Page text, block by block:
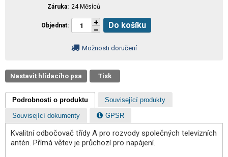
Záruka 24 Měsíců
Objednat Do košíku
Možnosti doručení
Nastavit hlídacího psa Tisk
Podrobnosti o produktu Související produkty
Související dokumenty GPSR
Kvalitní odbočovač třídy A pro rozvody společných televizních
antén. Přímá větev je průchozí pro napájení.